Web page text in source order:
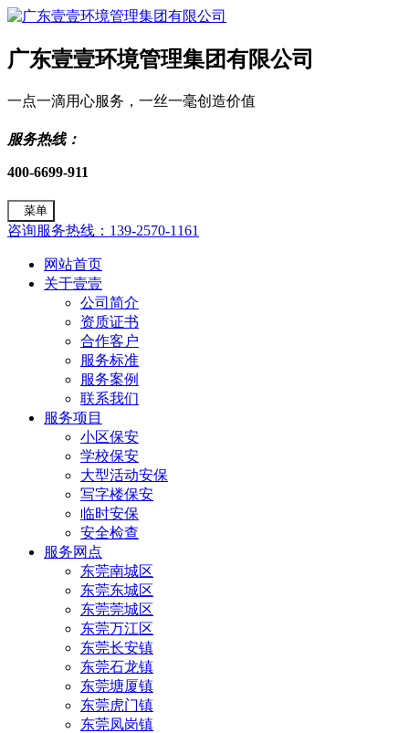
广东壹壹环境管理集团有限公司
一点一滴用心服务，一丝一毫创造价值
服务热线：
400-6699-911
菜单
咨询服务热线：139-2570-1161
网站首页
关于壹壹
公司简介
资质证书
合作客户
服务标准
服务案例
联系我们
服务项目
小区保安
学校保安
大型活动安保
写字楼保安
临时安保
安全检查
服务网点
东莞南城区
东莞东城区
东莞莞城区
东莞万江区
东莞长安镇
东莞石龙镇
东莞塘厦镇
东莞虎门镇
东莞凤岗镇